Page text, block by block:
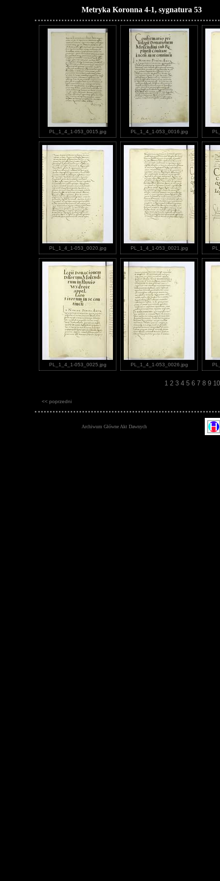
Metryka Koronna 4-1, sygnatura 53
PL_1_4_1-053_0015.jpg PL_1_4_1-053_0016.jpg
PL_1_4_1-053_0020.jpg PL_1_4_1-053_0021.jpg
PL_1_4_1-053_0025.jpg PL_1_4_1-053_0026.jpg
1 2 3 4 5 6 7 8 9
<< poprzedni
Archiwum Główne Akt Dawnych